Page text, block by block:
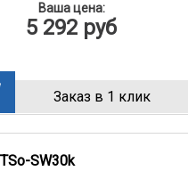
Ваша цена:
5 292 руб
Заказ в 1 клик
SW30k